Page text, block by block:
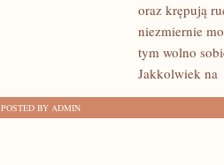
oraz krępują
niezmiernie
tym wolno
Jakkolwiek na
POSTED BY ADMIN